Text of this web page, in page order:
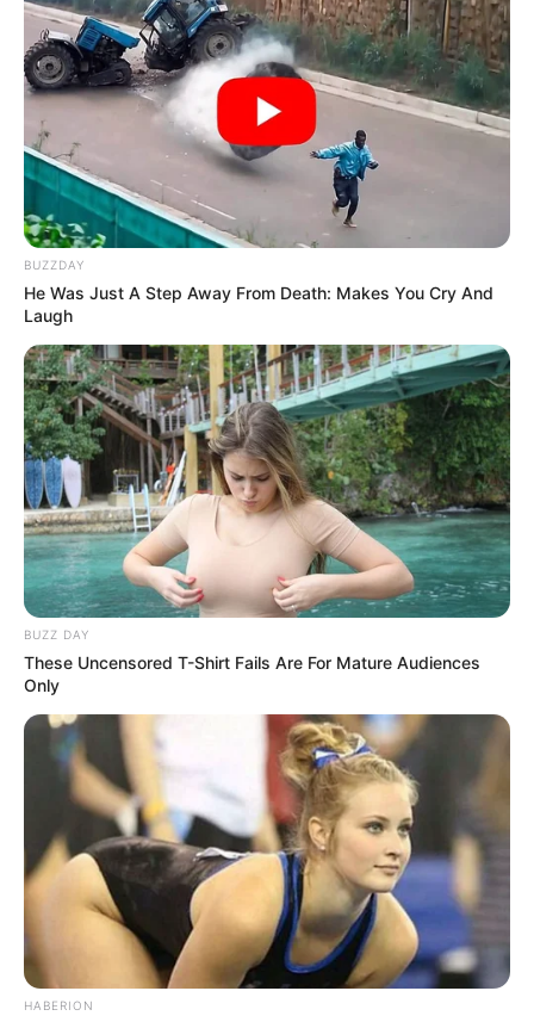
BUZZDAY
He Was Just A Step Away From Death: Makes You Cry And
Laugh
BUZZ DAY
These Uncensored T-Shirt Fails Are For Mature Audiences
Only
HABERION